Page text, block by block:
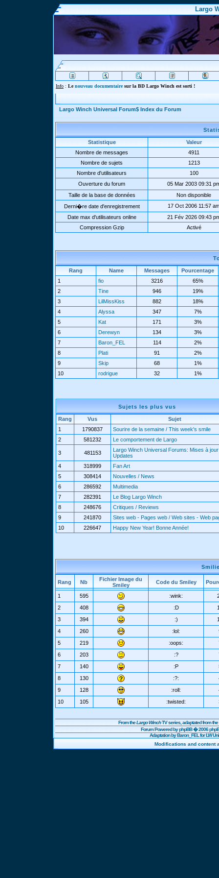
Largo
Info : Lenouveau documentairesur la BD Largo Winch est sorti !
Largo Winch Universal Forum$ Index du Forum
Statistique
Valeur
Nombre de messages
4911
Nombre de sujets
1213
Nombre d'utilisateurs
100
Ouverture du forum
05 Mar 2003 09:31
Taille de la base de données
Non disponible
Derni�re date d'enregistrement
17 Oct 2006 11:57
Date max d'utilisateurs online
21 Fév 2026 09:43
Compression Gzip
Activé
Rang Name Messages
Pourcentage
1
fio 3216
65%
2
Tine 946
19%
3
LilMissKiss 882
18%
4
Alyssa 347
7%
5
Kat 171
3%
6
Derewyn 134
3%
7
Baron_FEL 114
2%
8
Plati 91
2%
9
Skip 68
1%
10
rodrigue 32 1%
Sujets les plus vus
Rang Vus
Sujet
1
1790837
Sourire de la semaine / This week's smile
2
581232 Le comportement de Largo
3 481153
Largo Winch Universal Forums: Mises à
Updates
4
318999
Fan Art
5
308414
Nouvelles / News
6
286592
Multimedia
7
282391
Le Blog Largo Winch
8
248676
Critiques / Reviews
9
241870
Sites web - Pages web / Web sites - Web
10
226647 Happy New Year! Bonne Année!
Rang Nb
Fichier Image du
Smiley
Code du Smiley
1 595 :wink:
2
408 :D
3
394 :)
4
260 :lol:
5
219 :oops:
6
203 :?
7
140 :P
8
130 :?:
9
128 :roll:
10
105 :twisted:
From theLargo WinchTV series, adaptated from
Forum Powered byphpBB� 2006
Adaptation by Baron_FEL for LW
Modifications and content